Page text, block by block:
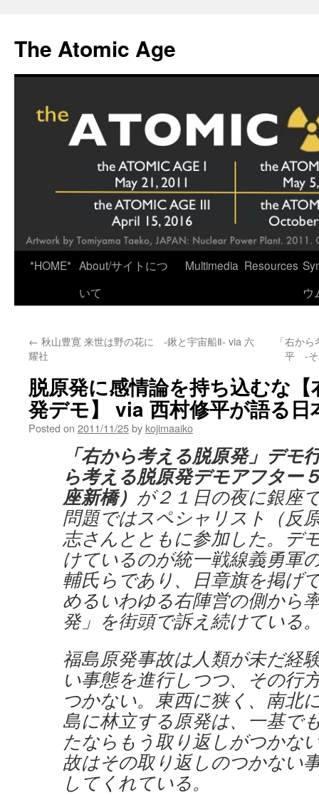
content
The Atomic Age
*HOME* About/サイトにつ
いて
Multimedia Resources
ウ
← 秋山豊寛 来世は野の花に -鍬と宇宙船Ⅱ- via 六
耀社
「右か
平 ‐そ
脱原発に感情論を持ち込むな
発デモ】 via 西村修平が語る日
Posted on 2011/11/25by kojimaaiko
「右から考える脱原発」デモ
ら考える脱原発デモアフター
座新橋） が２１日の夜に銀座
問題ではスペシャリスト（反
志さんとともに参加した。デ
けているのが統一戦線義勇軍
輔氏らであり、日章旗を掲げ
めるいわゆる右陣営の側から
発」を街頭で訴え続けている
福島原発事故は人類が未だ経
い事態を進行しつつ、その行
つかない。東西に狭く、南北
島に林立する原発は、一基で
たならもう取り返しがつかな
故はその取り返しのつかない
してくれている。